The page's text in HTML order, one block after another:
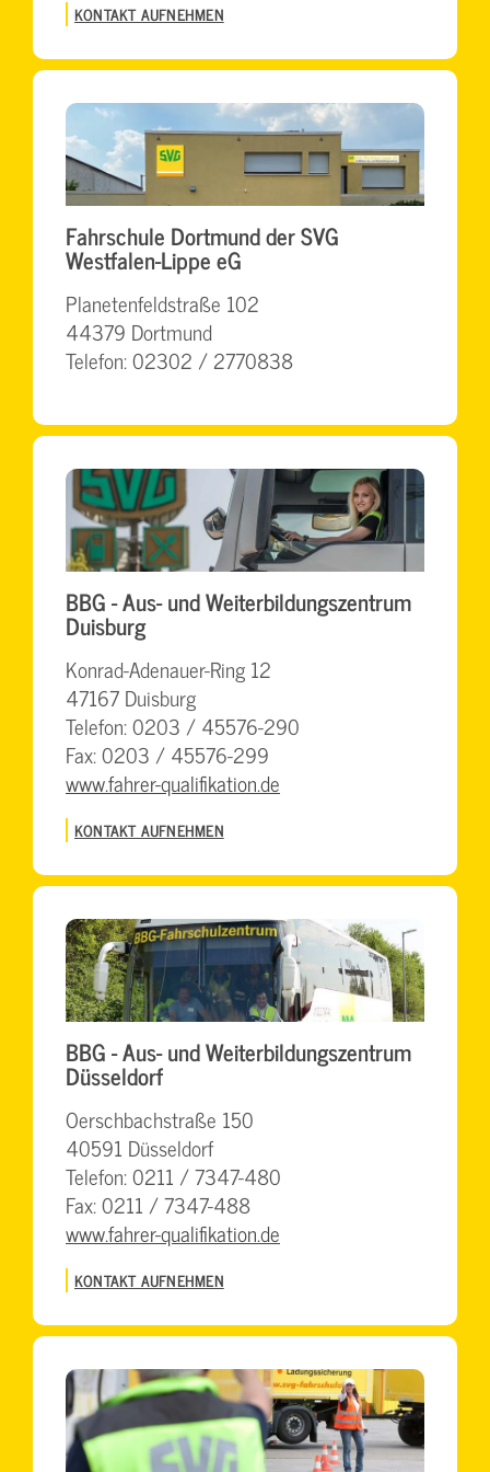
KONTAKT AUFNEHMEN
Fahrschule Dortmund der SVG
Westfalen-Lippe eG
Planetenfeldstraße 102
44379 Dortmund
Telefon: 02302 / 2770838
BBG - Aus- und Weiterbildungszentrum
Duisburg
Konrad-Adenauer-Ring 12
47167 Duisburg
Telefon: 0203 / 45576-290
Fax: 0203 / 45576-299
www.fahrer-qualifikation.de
KONTAKT AUFNEHMEN
BBG - Aus- und Weiterbildungszentrum
Düsseldorf
Oerschbachstraße 150
40591 Düsseldorf
Telefon: 0211 / 7347-480
Fax: 0211 / 7347-488
www.fahrer-qualifikation.de
KONTAKT AUFNEHMEN